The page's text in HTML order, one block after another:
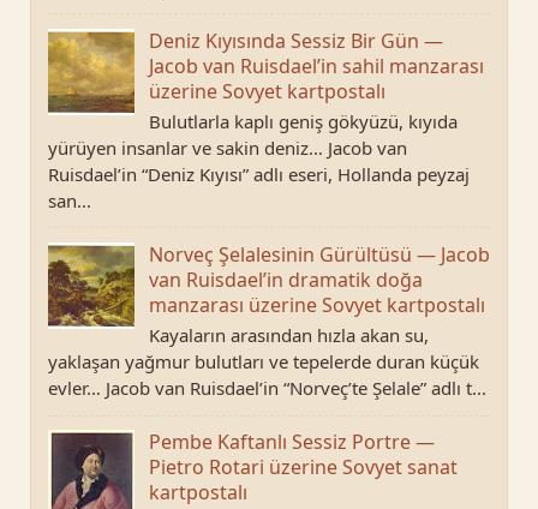
Deniz Kıyısında Sessiz Bir Gün —
Jacob van Ruisdael’in sahil manzarası
üzerine Sovyet kartpostalı
Bulutlarla kaplı geniş gökyüzü, kıyıda
yürüyen insanlar ve sakin deniz… Jacob van
Ruisdael’in “Deniz Kıyısı” adlı eseri, Hollanda peyzaj
san...
Norveç Şelalesinin Gürültüsü — Jacob
van Ruisdael’in dramatik doğa
manzarası üzerine Sovyet kartpostalı
Kayaların arasından hızla akan su,
yaklaşan yağmur bulutları ve tepelerde duran küçük
evler… Jacob van Ruisdael’in “Norveç’te Şelale” adlı t...
Pembe Kaftanlı Sessiz Portre —
Pietro Rotari üzerine Sovyet sanat
kartpostalı